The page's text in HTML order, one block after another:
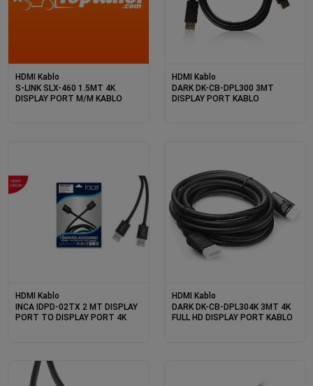
HDMI Kablo
S-LINK SLX-460 1.5MT 4K
DISPLAY PORT M/M KABLO
HDMI Kablo
DARK DK-CB-DPL300 3MT
DISPLAY PORT KABLO
HDMI Kablo
INCA IDPD-02TX 2 MT DISPLAY
PORT TO DISPLAY PORT 4K
HDMI Kablo
DARK DK-CB-DPL304K 3MT 4K
FULL HD DISPLAY PORT KABLO